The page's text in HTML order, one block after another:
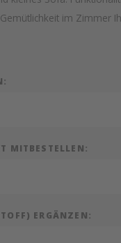
im Zimmer
MITBESTELLEN:
ERGÄNZEN: